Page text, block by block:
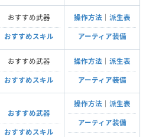
おすすめ武器
おすすめスキル
操作方法 派生表
アーティア装備
おすすめ武器
おすすめスキル
操作方法 派生表
アーティア装備
おすすめ武器
おすすめスキル
操作方法 派生表
アーティア装備